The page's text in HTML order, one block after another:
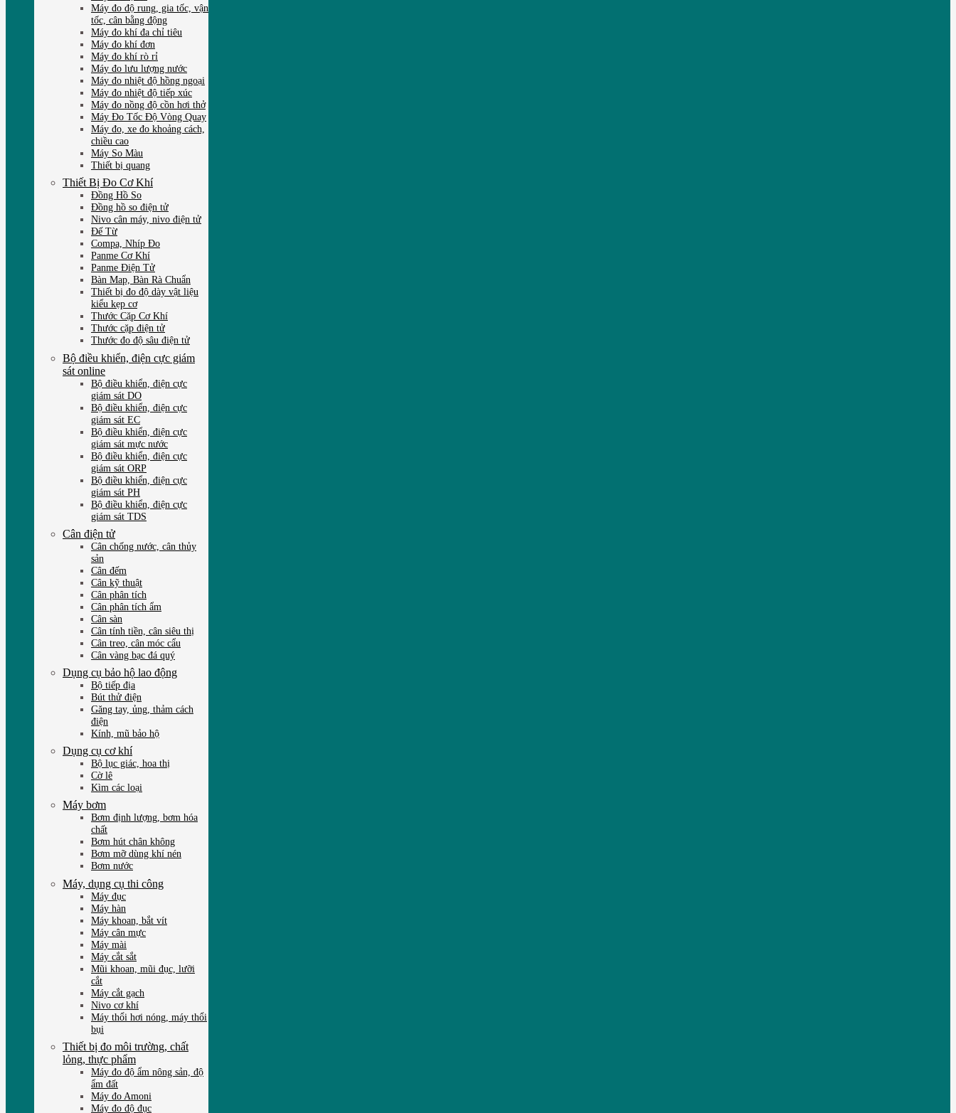
Máy đo độ rung, gia tốc, vận
tốc, cân bằng động
Máy đo khí đa chỉ tiêu
Máy đo khí đơn
Máy đo khí rò rỉ
Máy đo lưu lượng nước
Máy đo nhiệt độ hồng ngoại
Máy đo nhiệt độ tiếp xúc
Máy đo nồng độ cồn hơi thở
Máy Đo Tốc Độ Vòng Quay
Máy đo, xe đo khoảng cách,
chiều cao
Máy So Màu
Thiết bị quang
Thiết Bị Đo Cơ Khí
Đồng Hồ So
Đồng hồ so điện tử
Nivo cân máy, nivo điện tử
Đế Từ
Compa, Nhíp Đo
Panme Cơ Khí
Panme Điện Tử
Bàn Map, Bàn Rà Chuẩn
Thiết bị đo độ dày vật liệu
kiểu kẹp cơ
Thước Cặp Cơ Khí
Thước cặp điện tử
Thước đo độ sâu điện tử
Bộ điều khiển, điện cực giám
sát online
Bộ điều khiển, điện cực
giám sát DO
Bộ điều khiển, điện cực
giám sát EC
Bộ điều khiển, điện cực
giám sát mực nước
Bộ điều khiển, điện cực
giám sát ORP
Bộ điều khiển, điện cực
giám sát PH
Bộ điều khiển, điện cực
giám sát TDS
Cân điện tử
Cân chống nước, cân thủy
sản
Cân đếm
Cân kỹ thuật
Cân phân tích
Cân phân tích ẩm
Cân sàn
Cân tính tiền, cân siêu thị
Cân treo, cân móc cẩu
Cân vàng bạc đá quý
Dụng cụ bảo hộ lao động
Bộ tiếp địa
Bút thử điện
Găng tay, ủng, thảm cách
điện
Kính, mũ bảo hộ
Dụng cụ cơ khí
Bộ lục giác, hoa thị
Cờ lê
Kìm các loại
Máy bơm
Bơm định lượng, bơm hóa
chất
Bơm hút chân không
Bơm mỡ dùng khí nén
Bơm nước
Máy, dụng cụ thi công
Máy đục
Máy hàn
Máy khoan, bắt vít
Máy cân mực
Máy mài
Máy cắt sắt
Mũi khoan, mũi đục, lưỡi
cắt
Máy cắt gạch
Nivo cơ khí
Máy thổi hơi nóng, máy thổi
bụi
Thiết bị đo môi trường, chất
lỏng, thực phẩm
Máy đo độ ẩm nông sản, độ
ẩm đất
Máy đo Amoni
Máy đo độ đục